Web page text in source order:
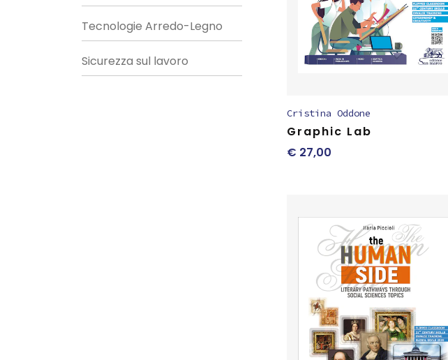
Tecnologie Arredo-Legno
Sicurezza sul lavoro
Cristina Oddone
Graphic Lab
€ 27,00